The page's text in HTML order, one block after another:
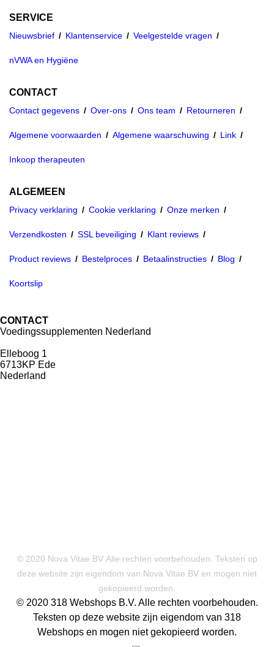
SERVICE
Nieuwsbrief Klantenservice Veelgestelde vragen
nVWA en Hygiëne
CONTACT
Contact gegevens Over-ons Ons team Retourneren
Algemene voorwaarden Algemene waarschuwing Link
Inkoop therapeuten
ALGEMEEN
Privacy verklaring Cookie verklaring Onze merken
Verzendkosten SSL beveiliging Klant reviews
Product reviews Bestelproces Betaalinstructies Blog
Koortslip
CONTACT
Voedingssupplementen Nederland
Elleboog 1
6713KP Ede
Nederland
© 2020 Nova Vitae BV Alle rechten voorbehouden. Teksten op
deze website zijn eigendom van Nova Vitae BV en mogen niet
gekopieerd worden.
© 2020 318 Webshops B.V. Alle rechten voorbehouden.
Teksten op deze website zijn eigendom van 318
Webshops en mogen niet gekopieerd worden.